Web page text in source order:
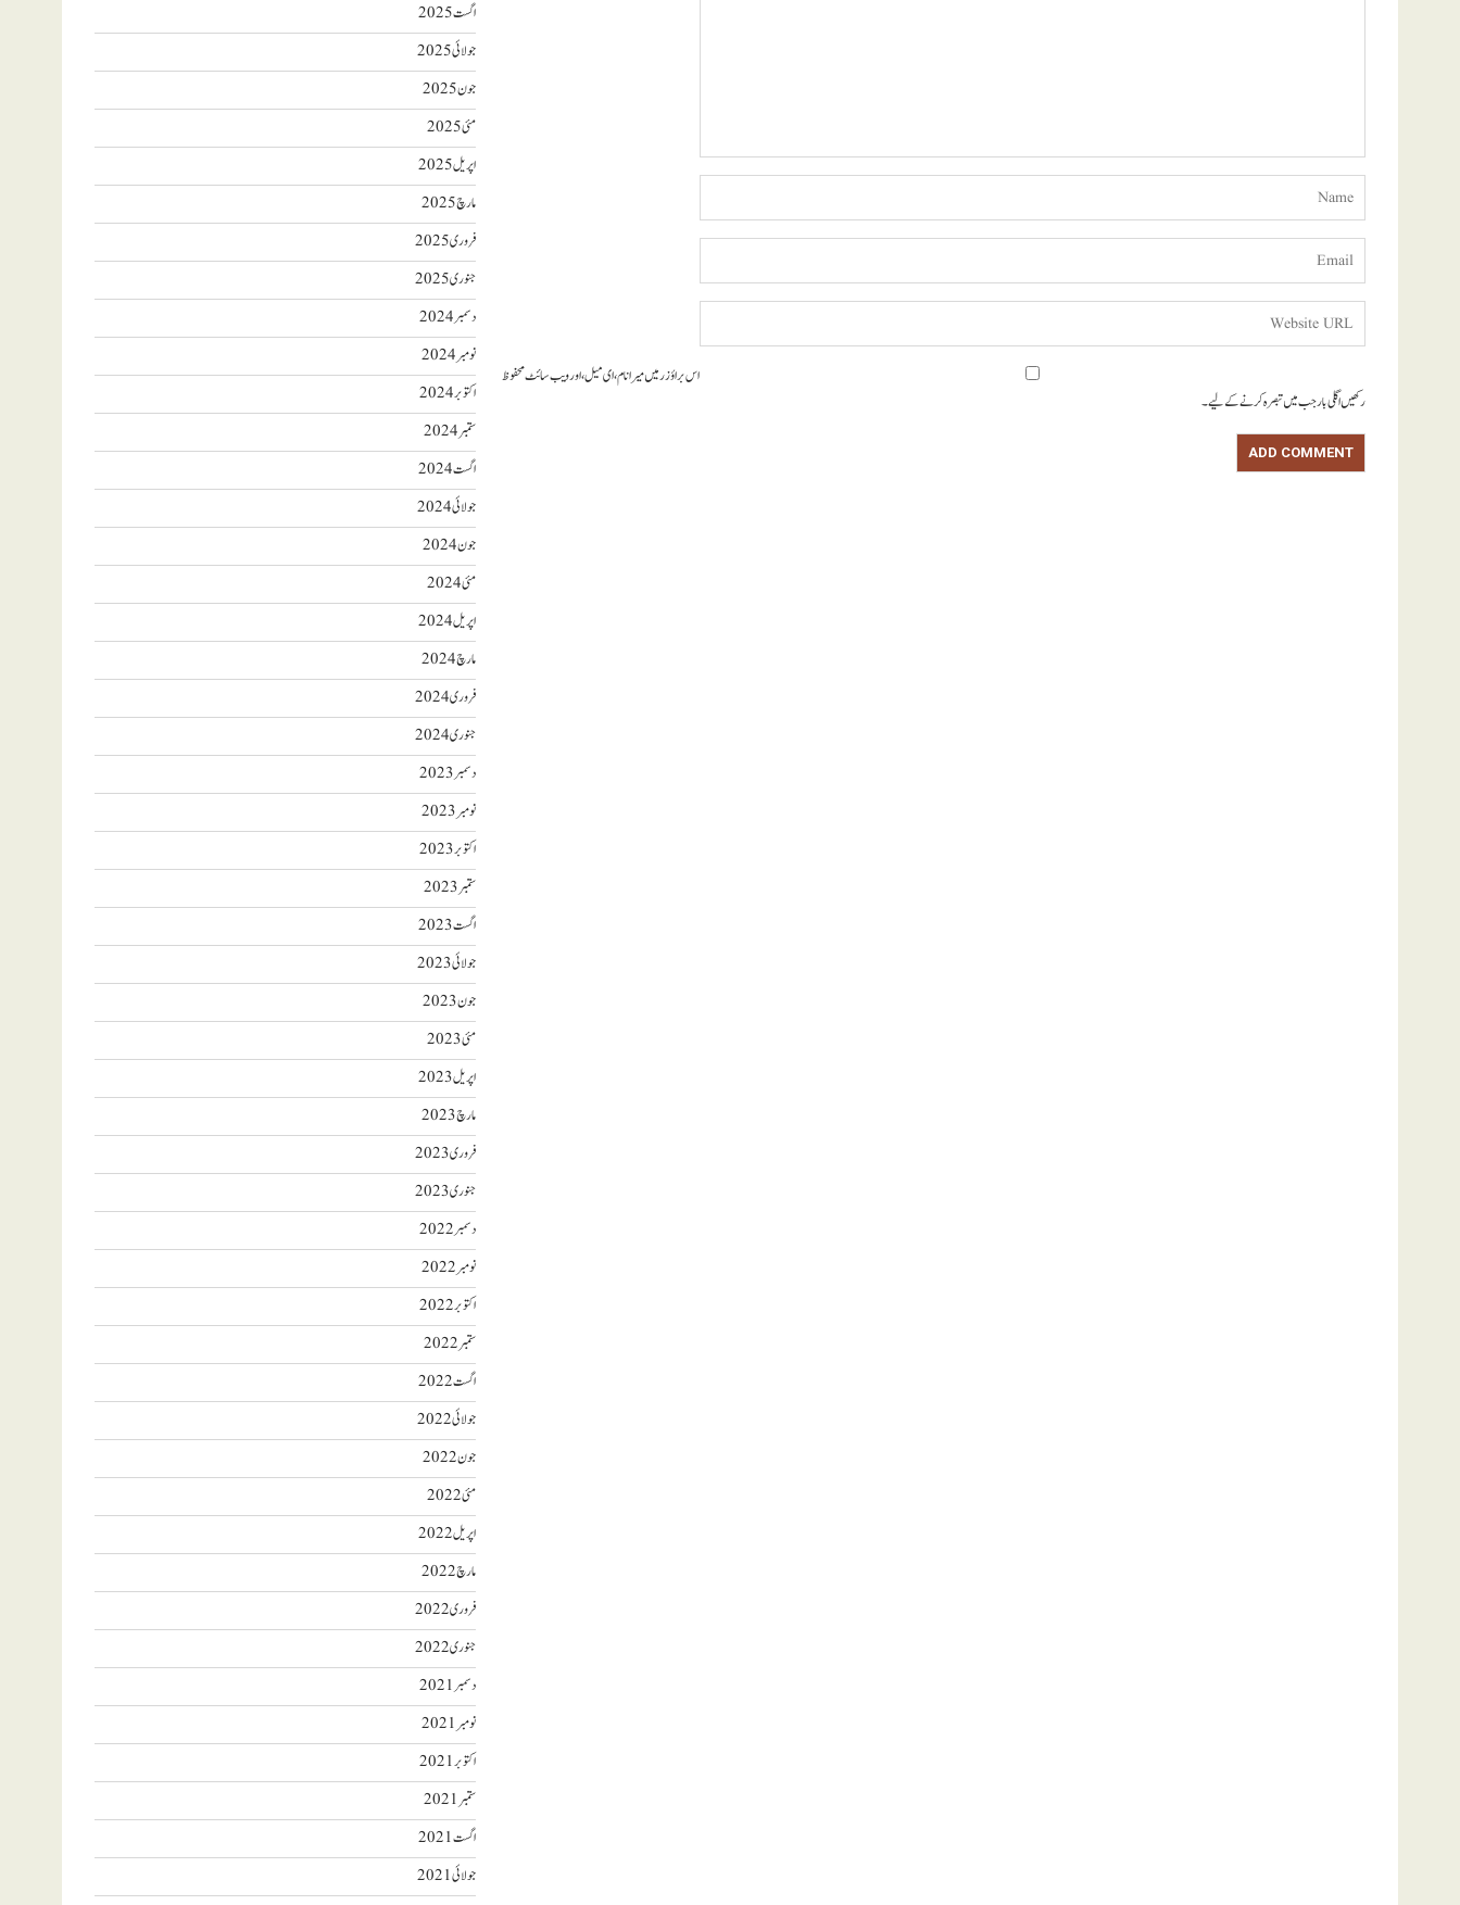
اس براؤزر میں میرا نام، ای میل، اور ویب سائٹ محفوظ
رکھیں اگلی بار جب میں تبصرہ کرنے کےلیے۔
اگست 2025
جولائی 2025
جون 2025
مئی 2025
اپریل 2025
مارچ 2025
فروری 2025
جنوری 2025
دسمبر 2024
نومبر 2024
اکتوبر 2024
ستمبر 2024
اگست 2024
جولائی 2024
جون 2024
مئی 2024
اپریل 2024
مارچ 2024
فروری 2024
جنوری 2024
دسمبر 2023
نومبر 2023
اکتوبر 2023
ستمبر 2023
اگست 2023
جولائی 2023
جون 2023
مئی 2023
اپریل 2023
مارچ 2023
فروری 2023
جنوری 2023
دسمبر 2022
نومبر 2022
اکتوبر 2022
ستمبر 2022
اگست 2022
جولائی 2022
جون 2022
مئی 2022
اپریل 2022
مارچ 2022
فروری 2022
جنوری 2022
دسمبر 2021
نومبر 2021
اکتوبر 2021
ستمبر 2021
اگست 2021
جولائی 2021